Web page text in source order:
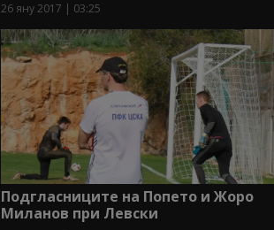
26 яну 2017 | 03:25
Подгласниците на Попето и Жоро
Миланов при Левски